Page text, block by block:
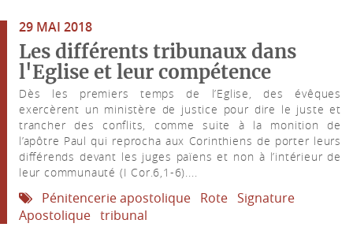
29 MAI 2018
Les différents tribunaux dans
l'Eglise et leur compétence
Dès les premiers temps de l’Eglise, des évêques
exercèrent un ministère de justice pour dire le juste et
trancher des conflits, comme suite à la monition de
l’apôtre Paul qui reprocha aux Corinthiens de porter leurs
différends devant les juges païens et non à l’intérieur de
leur communauté (I Cor.6,1-6)....
Pénitencerie apostolique Rote Signature
Apostolique tribunal